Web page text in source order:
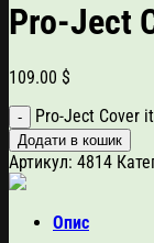
Pro-Ject
109.00 $
Pro-Ject Cover
Додати в кошик
Артикул: 4814
Опис